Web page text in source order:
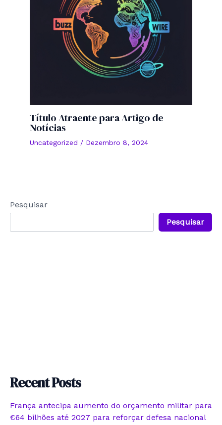
Título Atraente para Artigo de
Notícias
Uncategorized / Dezembro 8, 2024
Pesquisar
Pesquisar
Recent Posts
França antecipa aumento do orçamento militar para
€64 bilhões até 2027 para reforçar defesa nacional